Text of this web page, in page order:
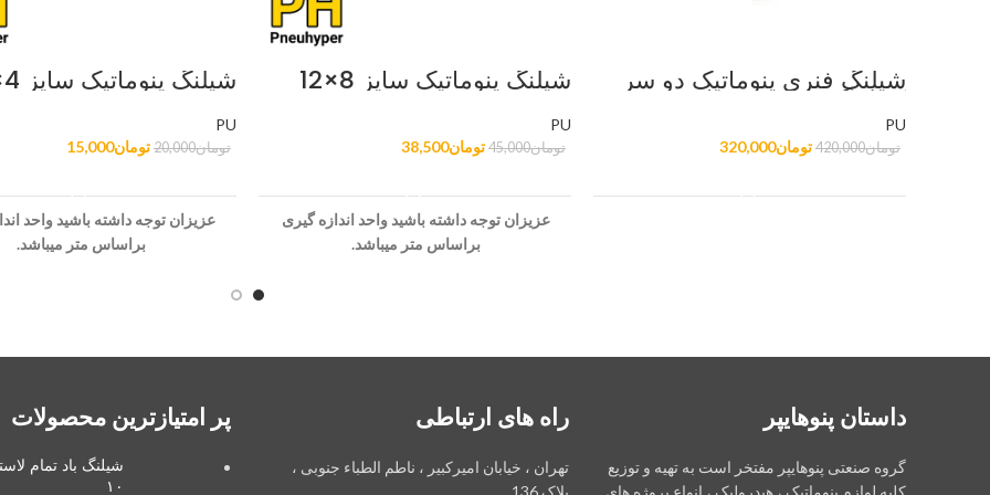
شیلنگ فنری پنوماتیک دو سر
کوپلینگ 10 متری سایز 10
PU
تومان420,000 تومان320,000
شیلنگ پنوماتیک سایز 8×12
PU
تومان45,000 تومان38,500
عزیزان توجه داشته باشید واحد اندازه گیری
براساس متر میباشد.
شیلنگ پنوماتیک سایز 4×6
PU
تومان20,000 تومان15,000
عزیزان توجه داشته باشید واحد
براساس متر میباشد.
داستان پنوهایپر
گروه صنعتی پنوهایپر مفتخر است به تهیه و توزیع
راه های ارتباطی
تهران ، خیابان امیرکبیر ، ناطم الطباء جنوبی ،
پر امتیازترین محصولات
شیلنگ باد تمام
۱۰